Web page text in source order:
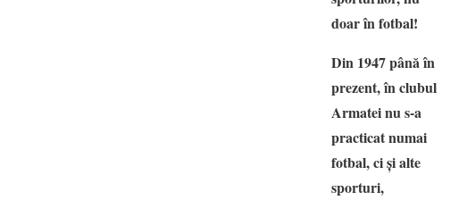
doar în fotbal!
Din 1947 până în
prezent, în clubul
Armatei nu s-a
practicat numai
fotbal, ci și alte
sporturi,